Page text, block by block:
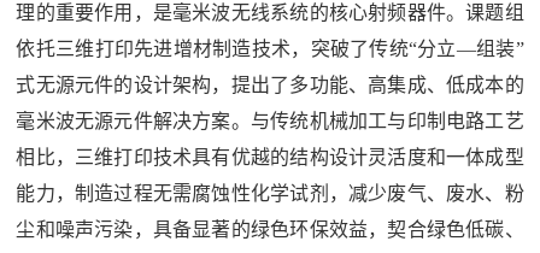
理的重要作用，是毫米波无线系统的核心射频器件。课题组
依托三维打印先进增材制造技术，突破了传统“分立—组装”
式无源元件的设计架构，提出了多功能、高集成、低成本的
毫米波无源元件解决方案。与传统机械加工与印制电路工艺
相比，三维打印技术具有优越的结构设计灵活度和一体成型
能力，制造过程无需腐蚀性化学试剂，减少废气、废水、粉
尘和噪声污染，具备显著的绿色环保效益，契合绿色低碳、